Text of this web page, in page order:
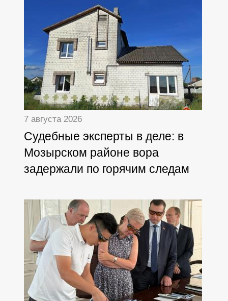
7 августа 2026
Судебные эксперты в деле: в
Мозырском районе вора
задержали по горячим следам